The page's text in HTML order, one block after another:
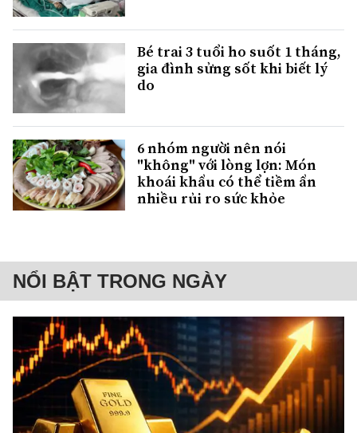
Bé trai 3 tuổi ho suốt 1 tháng,
gia đình sửng sốt khi biết lý
do
6 nhóm người nên nói
"không" với lòng lợn: Món
khoái khẩu có thể tiềm ẩn
nhiều rủi ro sức khỏe
NỔI BẬT TRONG NGÀY